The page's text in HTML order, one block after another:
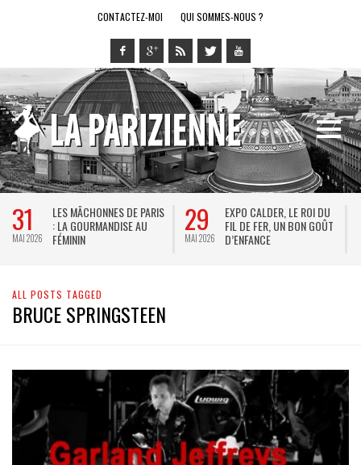
CONTACTEZ-MOI QUI SOMMES-NOUS ?
31
MAI 2026
LES MÂCHONNES DE PARIS
: LA GOURMANDISE AU
FÉMININ
29
MAI 2026
EXPO CALDER, LE ROI DU
FIL DE FER, UN BON GOÛT
D’ENFANCE
ALL POSTS TAGGED
BRUCE SPRINGSTEEN